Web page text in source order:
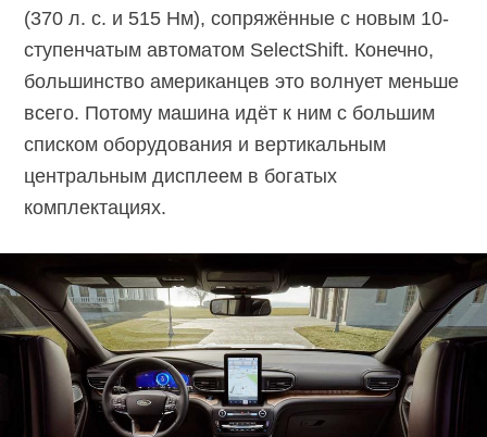
(370 л. с. и 515 Нм), сопряжённые с новым 10-
ступенчатым автоматом SelectShift. Конечно,
большинство американцев это волнует меньше
всего. Потому машина идёт к ним с большим
списком оборудования и вертикальным
центральным дисплеем в богатых
комплектациях.